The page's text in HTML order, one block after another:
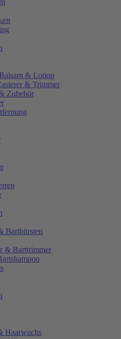
& Lotion
& Trimmer
Zubehör
Bartbürsten
& Barttrimmer
Haarwuchs